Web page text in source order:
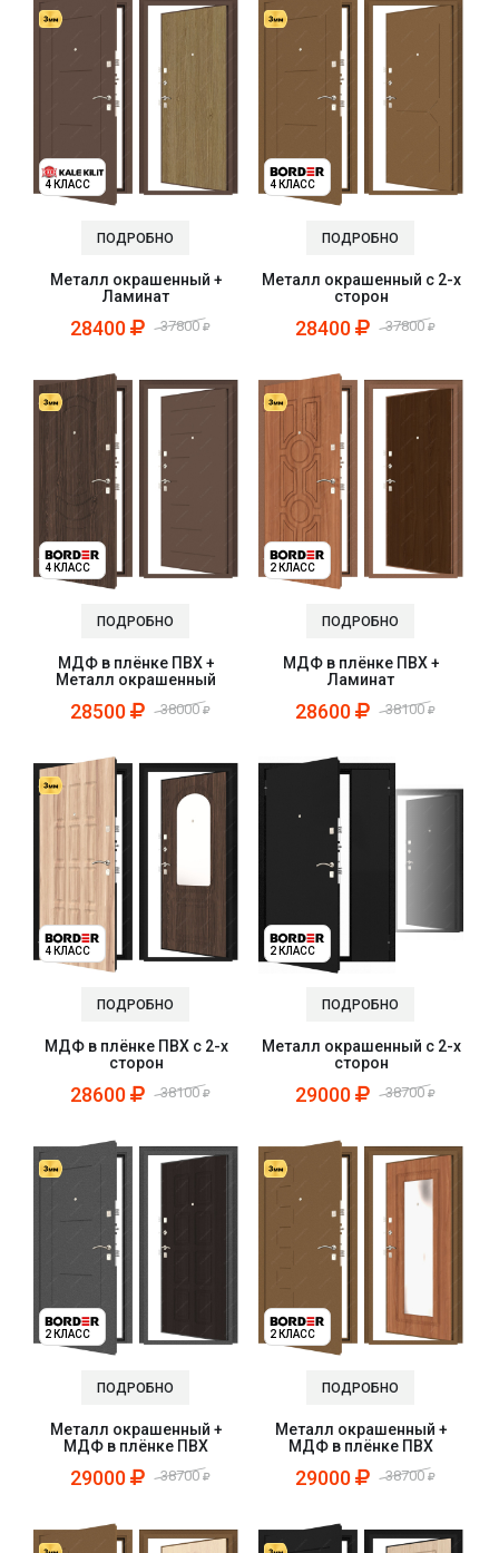
4 КЛАСС
ПОДРОБНО
Металл окрашенный +
Ламинат
28400 37800
4 КЛАСС
ПОДРОБНО
Металл окрашенный с 2-х
сторон
28400 37800
4 КЛАСС
ПОДРОБНО
МДФ в плёнке ПВХ +
Металл окрашенный
28500 38000
2 КЛАСС
ПОДРОБНО
МДФ в плёнке ПВХ +
Ламинат
28600 38100
4 КЛАСС
ПОДРОБНО
МДФ в плёнке ПВХ с 2-х
сторон
28600 38100
2 КЛАСС
ПОДРОБНО
Металл окрашенный с 2-х
сторон
29000 38700
2 КЛАСС
ПОДРОБНО
Металл окрашенный +
МДФ в плёнке ПВХ
29000 38700
2 КЛАСС
ПОДРОБНО
Металл окрашенный +
МДФ в плёнке ПВХ
29000 38700